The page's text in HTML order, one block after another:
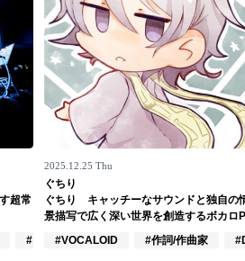
超常
#インスト
2025.12.25 Thu
ぐちり
ぐちり キャッチーなサウンドと独自の
景描写で広く深い世界を創造するボカロP
#VOCALOID
#作詞/作曲家